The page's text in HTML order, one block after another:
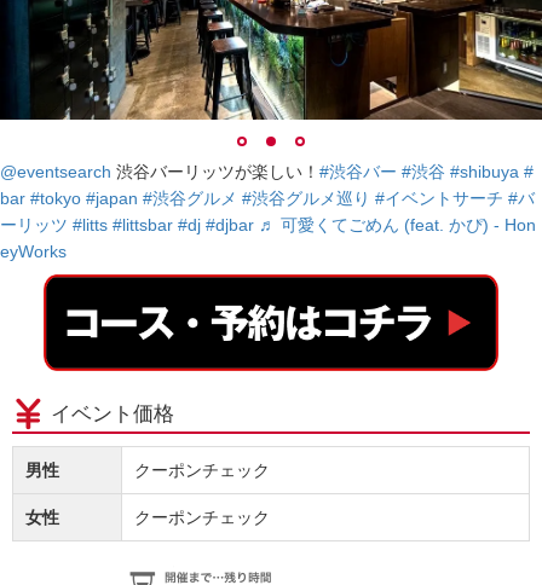
@eventsearch 渋谷バーリッツが楽しい！ #渋谷バー #渋谷 #shibuya #
bar #tokyo #japan #渋谷グルメ #渋谷グルメ巡り #イベントサーチ #バ
ーリッツ #litts #littsbar #dj #djbar ♬ 可愛くてごめん (feat. かぴ) - Hon
eyWorks
イベント価格
男性 クーポンチェック
女性 クーポンチェック